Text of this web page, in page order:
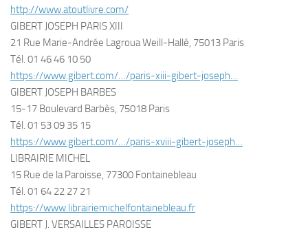
http://www.atoutlivre.com/
GIBERT JOSEPH PARIS XIII
21 Rue Marie-Andrée Lagroua Weill-Hallé, 75013 Paris
Tél. 01 46 46 10 50
https://www.gibert.com/…/paris-xiii-gibert-joseph…
GIBERT JOSEPH BARBES
15-17 Boulevard Barbès, 75018 Paris
Tél. 01 53 09 35 15
https://www.gibert.com/…/paris-xviii-gibert-joseph…
LIBRAIRIE MICHEL
15 Rue de la Paroisse, 77300 Fontainebleau
Tél. 01 64 22 27 21
https://www.librairiemichelfontainebleau.fr
GIBERT J. VERSAILLES PAROISSE